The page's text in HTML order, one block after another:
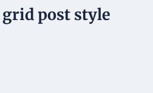
post style